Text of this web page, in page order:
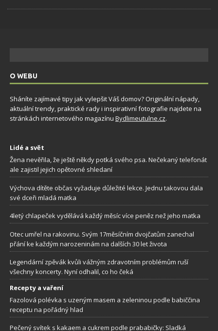
O WEBU
Sháníte zajímavé tipy jak vylepšit Váš domov? Originální nápady,
aktuální trendy, praktické rady i inspirativní fotografie najdete na
stránkách internetového magazínu Bydlimeutulne.cz.
Lidé a svět
Žena nevěřila, že ještě někdy potká svého psa. Nečekaný telefonát
ale zajistil jejich opětovné shledaní
Výchova dítěte občas vyžaduje důležité lekce. Jednu takovou dala
své dceři mladá matka
4letý chlapeček vydělává každý měsíc více peněz než jeho matka
Otec umřel na rakovinu. Svým 17měsíčním dvojčatům zanechal
přání ke každým narozeninám na dalších 30 let života
Legendární zpěvák kvůli vážným zdravotním problémům ruší
všechny koncerty. Nyní odhalil, co ho čeká
Recepty a vaření
Fazolová polévka s uzeným masem a zeleninou podle babiččina
receptu na pořádný hlad
Pečený svítek s kakaem a cukrem podle prababičky: Sladká